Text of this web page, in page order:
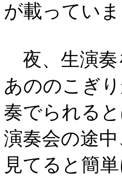
が載っていま
夜、生演奏
あののこぎ
奏でられると
演奏会の途
見てると簡